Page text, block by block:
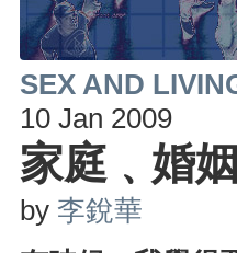
SEX AND
10 Jan 2009
家庭﹑婚
by 李銳華